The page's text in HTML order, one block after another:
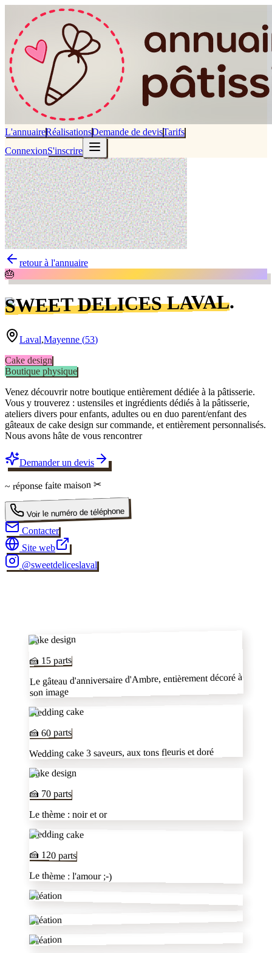
L'annuaireRéalisationsDemande de devisTarifs
ConnexionS'inscrire
retour à l'annuaire
🎂
SWEET DELICES LAVAL.
Laval,Mayenne (53)
Cake design
Boutique physique
Venez découvrir notre boutique entièrement dédiée à la pâtisserie.
Vous y trouverez : ustensiles et ingrédients dédiés à la pâtisserie,
ateliers divers pour enfants, adultes ou en duo parent/enfant des
gâteaux de cake design sur commande, et entièrement personnalisés.
Nous avons hâte de vous rencontrer
Demander un devis
~ réponsefaite maison ✂
Voir le numéro de téléphone
Contacter
Site web
@sweetdeliceslaval
Cake design
🍰 15parts
Le gâteau d'anniversaire d'Ambre, entièrement décoré à
son image
Wedding cake
🍰60parts
Wedding cake 3 saveurs, aux tons fleuris et doré
Cake design
🍰 70 parts
Le thème : noir et or
Wedding cake
🍰 120parts
Le thème : l'amour ;-)
Création
Création
Création